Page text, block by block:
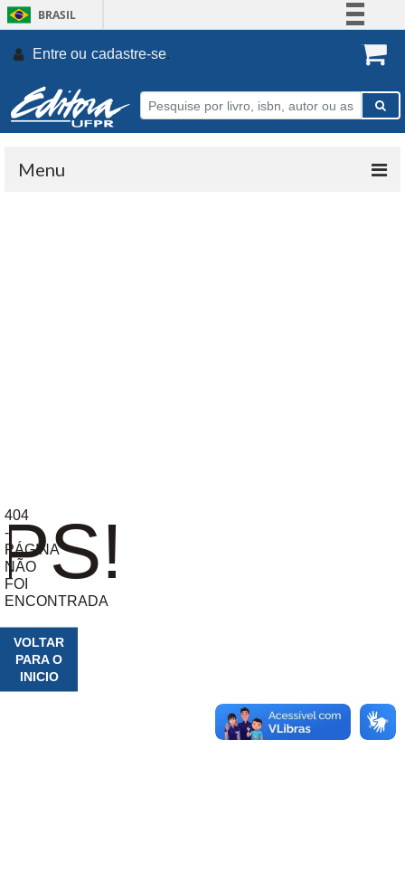
BRASIL
Participe
Entre ou cadastre-se.
Menu
404
-
PÁGINA
NÃO
FOI
ENCONTRADA
VOLTAR
PARA O
INICIO